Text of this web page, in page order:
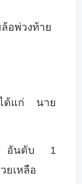
อพ่วงท้าย
ด้แก่
นาย
ศ อันดับ 1
ยเหลือ